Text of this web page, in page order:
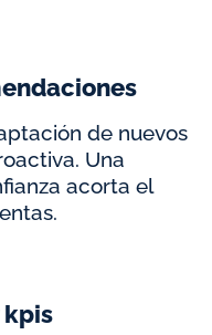
de nuevos
Una
acorta el